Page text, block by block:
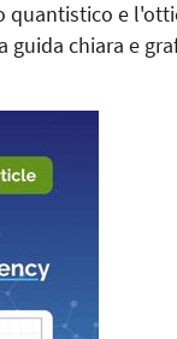
quantistico e
chiara e